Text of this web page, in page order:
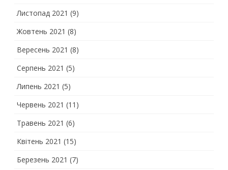
Листопад 2021 (9)
Жовтень 2021 (8)
Вересень 2021 (8)
Серпень 2021 (5)
Липень 2021 (5)
Червень 2021 (11)
Травень 2021 (6)
Квітень 2021 (15)
Березень 2021 (7)